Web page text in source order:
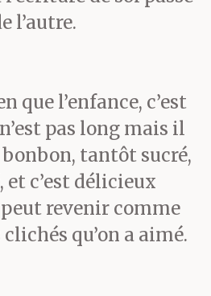
l’autre.
que l’enfance, c’est
pas long mais il
tantôt sucré,
c’est délicieux
revenir comme
qu’on a aimé.